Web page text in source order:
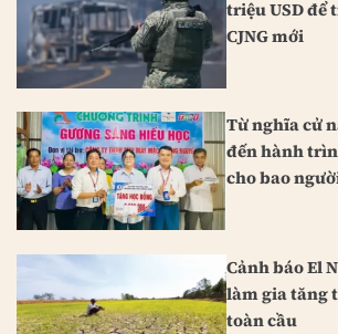
triệu USD
CJNG mới
Từ nghĩa cử
đến hành
cho bao
Cảnh báo El
làm gia tăng
toàn cầu